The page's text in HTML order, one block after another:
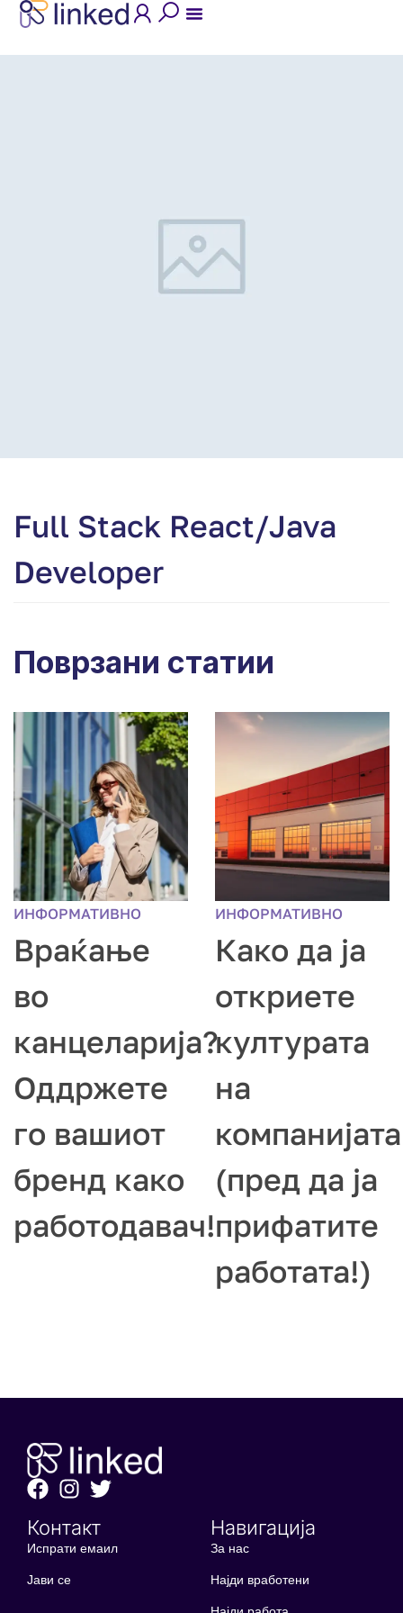
Full Stack React/Java
Developer
Поврзани статии
ИНФОРМАТИВНО
Враќање
во
канцеларија?
Оддржете
го вашиот
бренд како
работодавач!
ИНФОРМАТИВНО
Како да ја
откриете
културата
на
компанијата
(пред да ја
прифатите
работата!)
Контакт
Испрати емаил
Јави се
Навигација
За нас
Најди вработени